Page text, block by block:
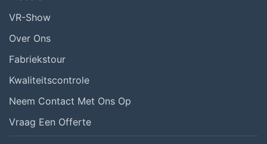
VR-Show
Over Ons
Fabriekstour
Kwaliteitscontrole
Neem Contact Met Ons Op
Vraag Een Offerte